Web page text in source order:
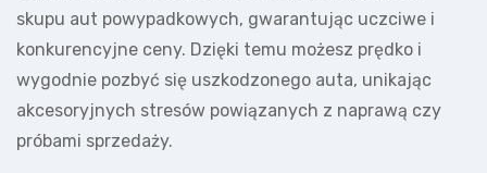
skupu aut powypadkowych, gwarantując uczciwe i
konkurencyjne ceny. Dzięki temu możesz prędko i
wygodnie pozbyć się uszkodzonego auta, unikając
akcesoryjnych stresów powiązanych z naprawą czy
próbami sprzedaży.